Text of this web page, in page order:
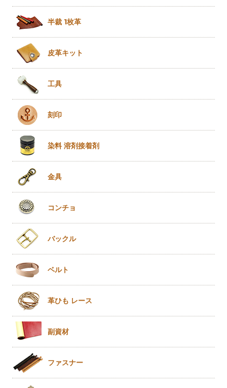
半裁 1枚革
皮革キット
工具
刻印
染料 溶剤接着剤
金具
コンチョ
バックル
ベルト
革ひも レース
副資材
ファスナー